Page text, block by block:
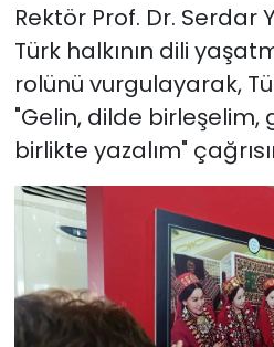
Rektör Prof. Dr. Serdar
Türk halkının dili
rolünü vurgulayarak,
"Gelin, dilde birleşelim,
birlikte yazalım"